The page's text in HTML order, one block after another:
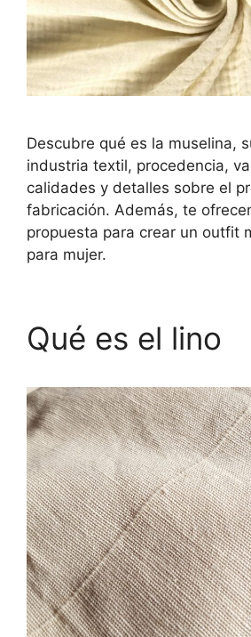
Descubre qué es la muselina,
industria textil, procedencia,
calidades y detalles sobre el
fabricación. Además, te
propuesta para crear un outfit
para mujer.
Qué es el lino